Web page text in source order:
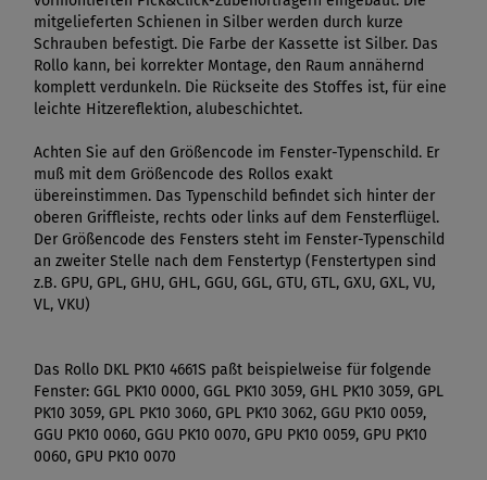
mitgelieferten Schienen in Silber werden durch kurze
Schrauben befestigt. Die Farbe der Kassette ist Silber. Das
Rollo kann, bei korrekter Montage, den Raum annähernd
komplett verdunkeln. Die Rückseite des Stoffes ist, für eine
leichte Hitzereflektion, alubeschichtet.
Achten Sie auf den Größencode im Fenster-Typenschild. Er
muß mit dem Größencode des Rollos exakt
übereinstimmen. Das Typenschild befindet sich hinter der
oberen Griffleiste, rechts oder links auf dem Fensterflügel.
Der Größencode des Fensters steht im Fenster-Typenschild
an zweiter Stelle nach dem Fenstertyp (Fenstertypen sind
z.B. GPU, GPL, GHU, GHL, GGU, GGL, GTU, GTL, GXU, GXL, VU,
VL, VKU)
Das Rollo DKL PK10 4661S paßt beispielweise für folgende
Fenster: GGL PK10 0000, GGL PK10 3059, GHL PK10 3059, GPL
PK10 3059, GPL PK10 3060, GPL PK10 3062, GGU PK10 0059,
GGU PK10 0060, GGU PK10 0070, GPU PK10 0059, GPU PK10
0060, GPU PK10 0070